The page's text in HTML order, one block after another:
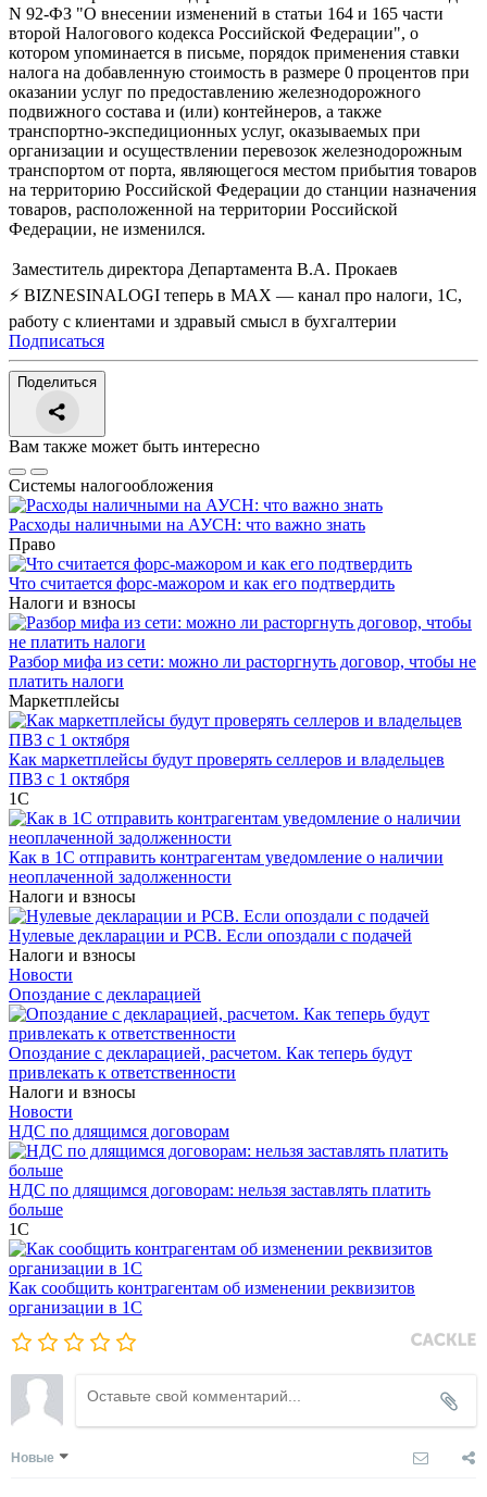
N 92-ФЗ "О внесении изменений в статьи 164 и 165 части
второй Налогового кодекса Российской Федерации", о
котором упоминается в письме, порядок применения ставки
налога на добавленную стоимость в размере 0 процентов при
оказании услуг по предоставлению железнодорожного
подвижного состава и (или) контейнеров, а также
транспортно-экспедиционных услуг, оказываемых при
организации и осуществлении перевозок железнодорожным
транспортом от порта, являющегося местом прибытия товаров
на территорию Российской Федерации до станции назначения
товаров, расположенной на территории Российской
Федерации, не изменился.
Заместитель директора Департамента В.А. Прокаев
⚡ BIZNESINALOGI теперь в MAX — канал про налоги, 1С,
работу с клиентами и здравый смысл в бухгалтерии
Подписаться
Поделиться
Вам также может быть интересно
Системы налогообложения
Расходы наличными на АУСН: что важно знать
Право
Что считается форс-мажором и как его подтвердить
Налоги и взносы
Разбор мифа из сети: можно ли расторгнуть договор, чтобы не
платить налоги
Маркетплейсы
Как маркетплейсы будут проверять селлеров и владельцев
ПВЗ с 1 октября
1С
Как в 1С отправить контрагентам уведомление о наличии
неоплаченной задолженности
Налоги и взносы
Нулевые декларации и РСВ. Если опоздали с подачей
Налоги и взносы
Новости
Опоздание с декларацией
Опоздание с декларацией, расчетом. Как теперь будут
привлекать к ответственности
Налоги и взносы
Новости
НДС по длящимся договорам
НДС по длящимся договорам: нельзя заставлять платить
больше
1С
Как сообщить контрагентам об изменении реквизитов
организации в 1C
Новые